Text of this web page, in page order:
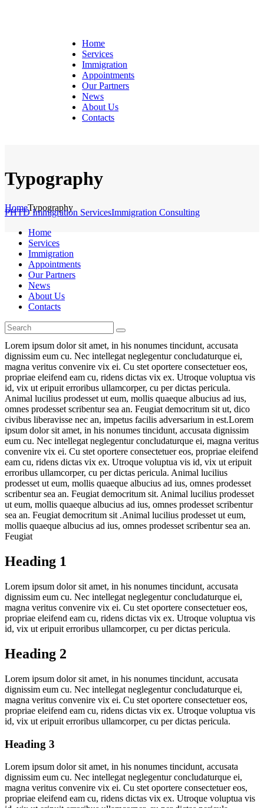
Home
Services
Immigration
Appointments
Our Partners
News
About Us
Contacts
Typography
HomeTypography
PHTD Immigration ServicesImmigration Consulting
Home
Services
Immigration
Appointments
Our Partners
News
About Us
Contacts
Lorem ipsum dolor sit amet, in his nonumes tincidunt, accusata
dignissim eum cu. Nec intellegat neglegentur concludaturque ei,
magna veritus convenire vix ei. Cu stet oportere consectetuer eos,
propriae eleifend eam cu, ridens dictas vix ex. Utroque voluptua vis
id, vix ut eripuit erroribus ullamcorper, cu per dictas pericula.
Animal lucilius prodesset ut eum, mollis quaeque albucius ad ius,
omnes prodesset scribentur sea an. Feugiat democritum sit ut, dico
civibus liberavisse nec an, impetus facilis adversarium in est.Lorem
ipsum dolor sit amet, in his nonumes tincidunt, accusata dignissim
eum cu. Nec intellegat neglegentur concludaturque ei, magna veritus
convenire vix ei. Cu stet oportere consectetuer eos, propriae eleifend
eam cu, ridens dictas vix ex. Utroque voluptua vis id, vix ut eripuit
erroribus ullamcorper, cu per dictas pericula. Animal lucilius
prodesset ut eum, mollis quaeque albucius ad ius, omnes prodesset
scribentur sea an. Feugiat democritum sit. Animal lucilius prodesset
ut eum, mollis quaeque albucius ad ius, omnes prodesset scribentur
sea an. Feugiat democritum sit .Animal lucilius prodesset ut eum,
mollis quaeque albucius ad ius, omnes prodesset scribentur sea an.
Feugiat
Heading 1
Lorem ipsum dolor sit amet, in his nonumes tincidunt, accusata
dignissim eum cu. Nec intellegat neglegentur concludaturque ei,
magna veritus convenire vix ei. Cu stet oportere consectetuer eos,
propriae eleifend eam cu, ridens dictas vix ex. Utroque voluptua vis
id, vix ut eripuit erroribus ullamcorper, cu per dictas pericula.
Heading 2
Lorem ipsum dolor sit amet, in his nonumes tincidunt, accusata
dignissim eum cu. Nec intellegat neglegentur concludaturque ei,
magna veritus convenire vix ei. Cu stet oportere consectetuer eos,
propriae eleifend eam cu, ridens dictas vix ex. Utroque voluptua vis
id, vix ut eripuit erroribus ullamcorper, cu per dictas pericula.
Heading 3
Lorem ipsum dolor sit amet, in his nonumes tincidunt, accusata
dignissim eum cu. Nec intellegat neglegentur concludaturque ei,
magna veritus convenire vix ei. Cu stet oportere consectetuer eos,
propriae eleifend eam cu, ridens dictas vix ex. Utroque voluptua vis